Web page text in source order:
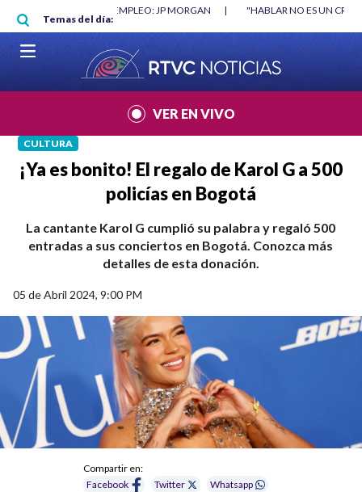
Pasar al contenido principal
Temas del día:
"HABLAR NO ES UN CRIMEN": CARTA DE BETO CORAL |
VER EN VIVO
CULTURA
¡Ya es bonito! El regalo de Karol G a 500
policías en Bogotá
La cantante Karol G cumplió su palabra y regaló 500
entradas a sus conciertos en Bogotá. Conozca más
detalles de esta donación.
05 de Abril 2024, 9:00 PM
Compartir en:
Facebook
Twitter Whatsapp